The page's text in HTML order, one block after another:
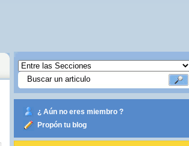
¿ Aún no eres miembro ?
Propón tu blog